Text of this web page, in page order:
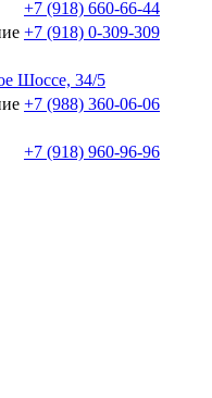
+7 (918) 660-66-44
+7 (918) 0-309-309
Шоссе, 34/5
+7 (988) 360-06-06
+7 (918) 960-96-96